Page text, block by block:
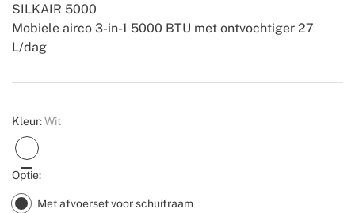
Mobiele airco 3-in-1 5000 BTU met ontvochtiger 27
L/dag
SILKAIR 5000
Create
Kleur:Wit
Optie:
Met afvoerset voor schuifraam